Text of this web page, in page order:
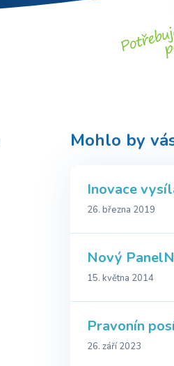
Mohlo by
Inovace
26. března 2019
Nový
15. května 2014
Pravonín
26. září 2023